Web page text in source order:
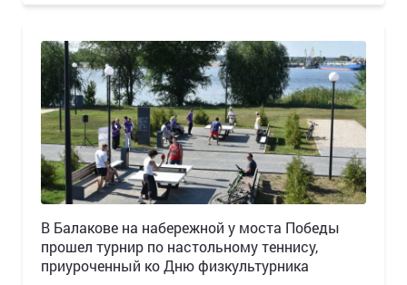
В Балакове на набережной у моста Победы
прошел турнир по настольному теннису,
приуроченный ко Дню физкультурника